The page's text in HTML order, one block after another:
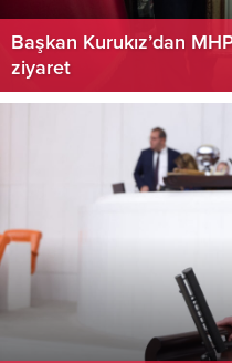
Başkan Kurukız’dan
ziyaret